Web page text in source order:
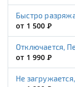
Быстро
от 1 500Р
Отключается,
от 1 990Р
Не